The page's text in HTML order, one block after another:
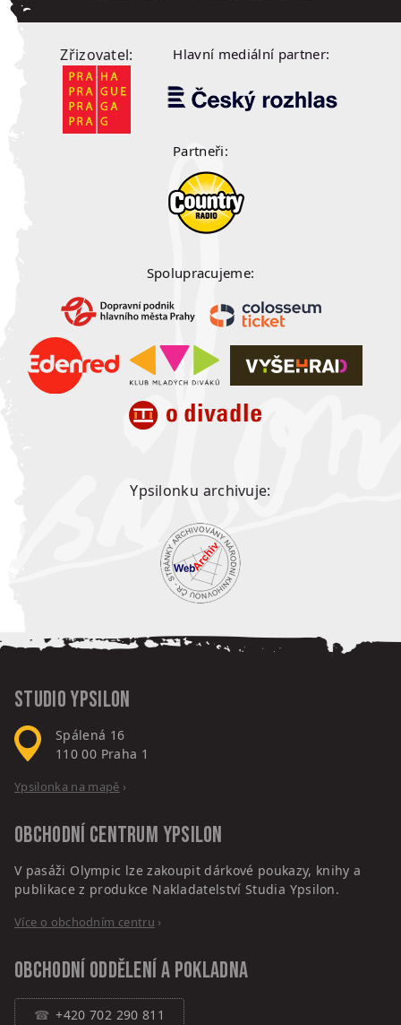
Zřizovatel: Hlavní mediální partner:
Partneři:
Spolupracujeme:
Ypsilonku archivuje:
Studio Ypsilon
Spálená 16
110 00 Praha 1
Ypsilonka na mapě ›
Obchodní centrum Ypsilon
V pasáži Olympic lze zakoupit dárkové poukazy, knihy a
publikace z produkce Nakladatelství Studia Ypsilon.
Více o obchodním centru ›
Obchodní oddělení a pokladna
+420 702 290 811